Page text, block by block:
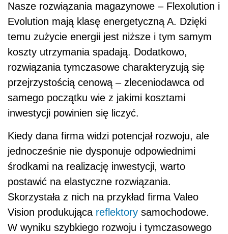
Nasze rozwiązania magazynowe – Flexolution i
Evolution mają klasę energetyczną A. Dzięki
temu zużycie energii jest niższe i tym samym
koszty utrzymania spadają. Dodatkowo,
rozwiązania tymczasowe charakteryzują się
przejrzystością cenową – zleceniodawca od
samego początku wie z jakimi kosztami
inwestycji powinien się liczyć.
Kiedy dana firma widzi potencjał rozwoju, ale
jednocześnie nie dysponuje odpowiednimi
środkami na realizację inwestycji, warto
postawić na elastyczne rozwiązania.
Skorzystała z nich na przykład firma Valeo
Vision produkująca reflektory samochodowe.
W wyniku szybkiego rozwoju i tymczasowego